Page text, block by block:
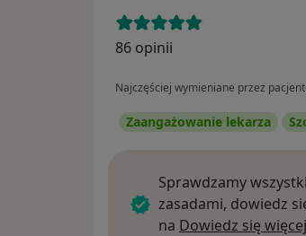
86 opinii
Najczęściej wymieniane przez
Zaangażowanie lekarza
Sprawdzamy
zasadami, dowiedz
na Dowiedz się więcej